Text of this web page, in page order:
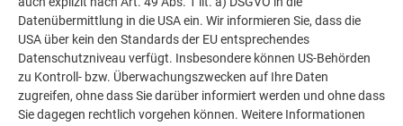
MEHR REFERENZEN ANSEHEN
Datenübermittlung in die USA ein. Wir informieren Sie, dass die
USA über kein den Standards der EU entsprechendes
Datenschutzniveau verfügt. Insbesondere können US-Behörden
zu Kontroll- bzw. Überwachungszwecken auf Ihre Daten
zugreifen, ohne dass Sie darüber informiert werden und ohne dass
Sie dagegen rechtlich vorgehen können. Weitere Informationen